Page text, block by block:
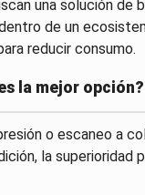
una solución de
de un
reducir consumo.
la mejor opción?
o escaneo a
la superioridad